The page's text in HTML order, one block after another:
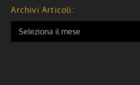
Archivi Articoli: